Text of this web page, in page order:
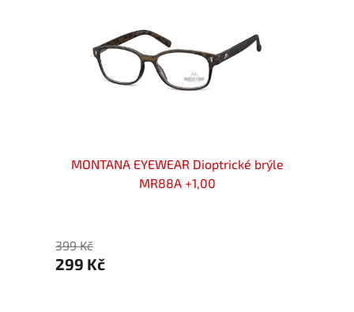
MONTANA EYEWEAR Dioptrické brýle
MR88A +1,00
399 Kč
299 Kč